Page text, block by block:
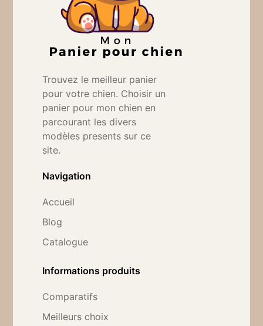
Trouvez le meilleur panier
pour votre chien. Choisir un
panier pour mon chien en
parcourant les divers
modèles presents sur ce
site.
Navigation
Accueil
Blog
Catalogue
Informations produits
Comparatifs
Meilleurs choix